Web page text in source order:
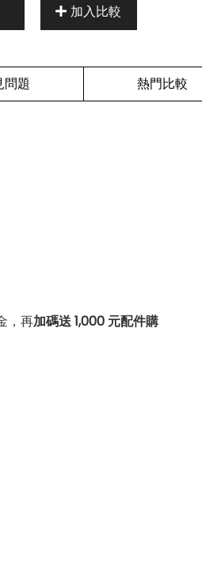
加入比較
問題 熱門比較
，再加碼送 1,000 元配件購